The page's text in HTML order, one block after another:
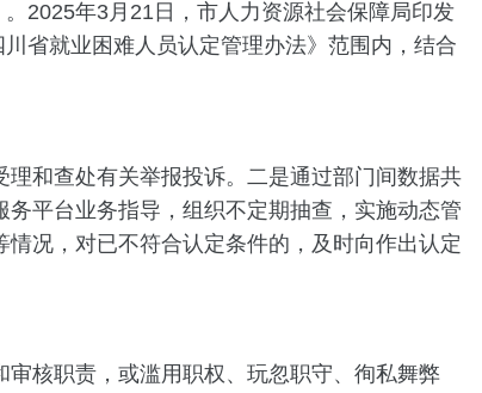
2025年3月21日，市人力资源社会保障局印发
省就业困难人员认定管理办法》范围内，结合
和查处有关举报投诉。二是通过部门间数据共
平台业务指导，组织不定期抽查，实施动态管
况，对已不符合认定条件的，及时向作出认定
核职责，或滥用职权、玩忽职守、徇私舞弊